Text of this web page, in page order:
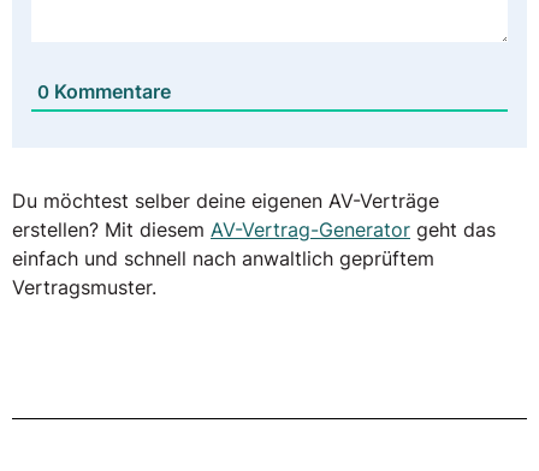
0 Kommentare
Du möchtest selber deine eigenen AV-Verträge
erstellen? Mit diesem AV-Vertrag-Generator geht das
einfach und schnell nach anwaltlich geprüftem
Vertragsmuster.